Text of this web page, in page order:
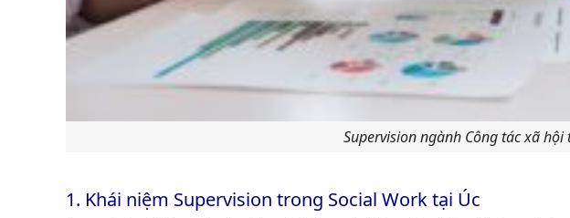
Supervision ngành Công tác xã hội
1. Khái niệm Supervision trong Social Work tại Úc